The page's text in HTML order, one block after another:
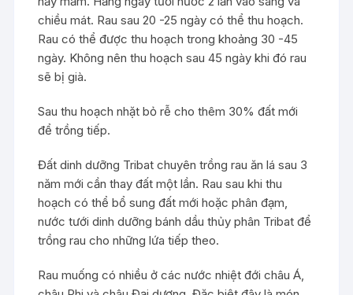
chiều mát. Rau sau 20 -25 ngày có thể thu hoạch.
Rau có thể được thu hoạch trong khoảng 30 -45
ngày. Không nên thu hoạch sau 45 ngày khi đó rau
sẽ bị già.
Sau thu hoạch nhặt bỏ rễ cho thêm 30% đất mới
để trồng tiếp.
Đất dinh dưỡng Tribat chuyên trồng rau ăn lá sau 3
năm mới cần thay đất một lần. Rau sau khi thu
hoạch có thể bổ sung đất mới hoặc phân đạm,
nước tưới dinh dưỡng bánh dầu thủy phân Tribat để
trồng rau cho những lứa tiếp theo.
Rau muống có nhiều ở các nước nhiệt đới châu Á,